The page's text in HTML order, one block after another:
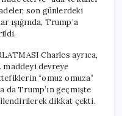
son günlerdeki
ışığında, Trump’a
Charles ayrıca,
maddeyi devreye
“omuz omuza”
da Trump’ın geçmişte
dikkat çekti.